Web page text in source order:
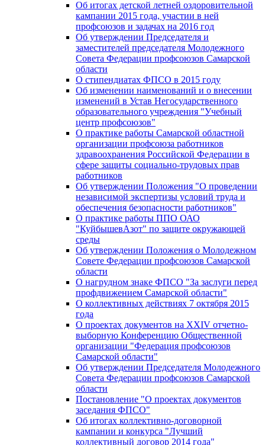
Об итогах детской летней оздоровительной
кампании 2015 года, участии в ней
профсоюзов и задачах на 2016 год
Об утверждении Председателя и
заместителей председателя Молодежного
Совета Федерации профсоюзов Самарской
области
О стипендиатах ФПСО в 2015 году
Об изменении наименований и о внесении
изменений в Устав Негосударственного
образовательного учреждения "Учебный
центр профсоюзов"
О практике работы Самарской областной
организации профсоюза работников
здравоохранения Российской Федерации в
сфере защиты социально-трудовых прав
работников
Об утверждении Положения "О проведении
независимой экспертизы условий труда и
обеспечения безопасности работников"
О практике работы ППО ОАО
"КуйбышевАзот" по защите окружающей
среды
Об утверждении Положения о Молодежном
Совете Федерации профсоюзов Самарской
области
О нагрудном знаке ФПСО "За заслуги перед
профдвижением Самарской области"
О коллективных действиях 7 октября 2015
года
О проектах документов на XXIV отчетно-
выборную Конференцию Общественной
организации "Федерация профсоюзов
Самарской области"
Об утверждении Председателя Молодежного
Совета Федерации профсоюзов Самарской
области
Постановление "О проектах документов
заседания ФПСО"
Об итогах коллективно-договорной
кампании и конкурса "Лучший
коллективный договор 2014 года"